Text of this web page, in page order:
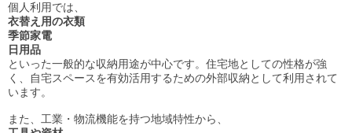
個人利用では、
衣替え用の衣類
季節家電
日用品
といった一般的な収納用途が中心です。住宅地としての性格が強
く、自宅スペースを有効活用するための外部収納として利用されて
います。
また、工業・物流機能を持つ地域特性から、